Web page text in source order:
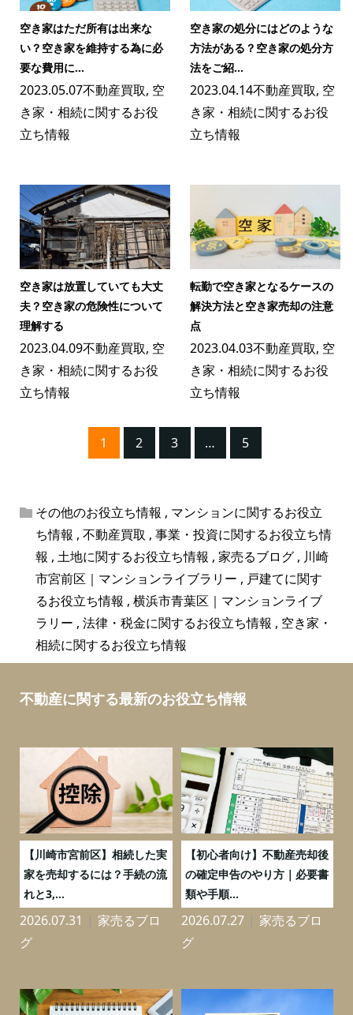
空き家はただ所有は出来な
い？空き家を維持する為に必
要な費用に...
2023.05.07不動産買取, 空
き家・相続に関するお役
立ち情報
空き家の処分にはどのような
方法がある？空き家の処分方
法をご紹...
2023.04.14不動産買取, 空
き家・相続に関するお役
立ち情報
空き家は放置していても大丈
夫？空き家の危険性について
理解する
2023.04.09不動産買取, 空
き家・相続に関するお役
立ち情報
転勤で空き家となるケースの
解決方法と空き家売却の注意
点
2023.04.03不動産買取, 空
き家・相続に関するお役
立ち情報
1 2 3 … 5
その他のお役立ち情報 , マンションに関するお役立
ち情報 , 不動産買取 , 事業・投資に関するお役立ち情
報 , 土地に関するお役立ち情報 , 家売るブログ, 川崎
市宮前区｜マンションライブラリー , 戸建てに関す
るお役立ち情報 , 横浜市青葉区｜マンションライブ
ラリー , 法律・税金に関するお役立ち情報 , 空き家・
相続に関するお役立ち情報
不動産に関する最新のお役立ち情報
【川崎市宮前区】相続した実
家を売却するには？手続の流
れと3,...
2026.07.31
家売るブロ
グ
【初心者向け】不動産売却後
の確定申告のやり方｜必要書
類や手順...
2026.07.27
家売るブロ
グ